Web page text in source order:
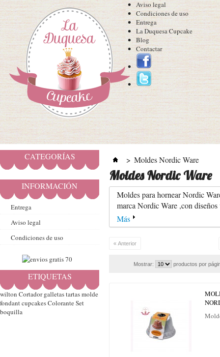
Aviso legal
Condiciones de uso
Entrega
La Duquesa Cupcake
Blog
Contactar
CATEGORÍAS
INFORMACIÓN
Entrega
Aviso legal
Condiciones de uso
ETIQUETAS
wilton Cortador galletastartasmolde
fondantcupcakesColoranteSet
boquilla
> Moldes Nordic Ware
Moldes Nordic Ware
Moldes para hornear Nordic
marca Nordic Ware ,con
Más
« Anterior
Mostrar: productos por